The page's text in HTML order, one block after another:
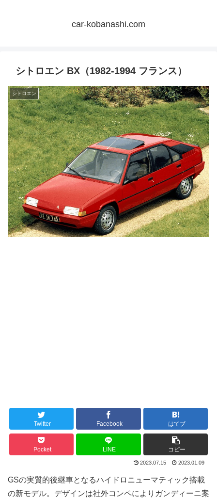
car-kobanashi.com
シトロエン BX（1982-1994 フランス）
シトロエン
Twitter Facebook はてブ
Pocket LINE コピー
2023.07.15 2023.01.09
GSの実質的後継車となるハイドロニューマティック搭載
の新モデル。デザインは社外コンペによりガンディーニ案